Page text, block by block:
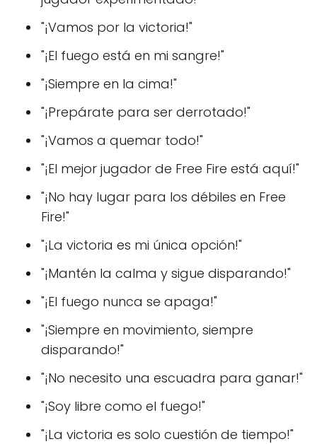
"¡Vamos por la victoria!"
"¡El fuego está en mi sangre!"
"¡Siempre en la cima!"
"¡Prepárate para ser derrotado!"
"¡Vamos a quemar todo!"
"¡El mejor jugador de Free Fire está aquí!"
"¡No hay lugar para los débiles en Free
Fire!"
"¡La victoria es mi única opción!"
"¡Mantén la calma y sigue disparando!"
"¡El fuego nunca se apaga!"
"¡Siempre en movimiento, siempre
disparando!"
"¡No necesito una escuadra para ganar!"
"¡Soy libre como el fuego!"
"¡La victoria es solo cuestión de tiempo!"